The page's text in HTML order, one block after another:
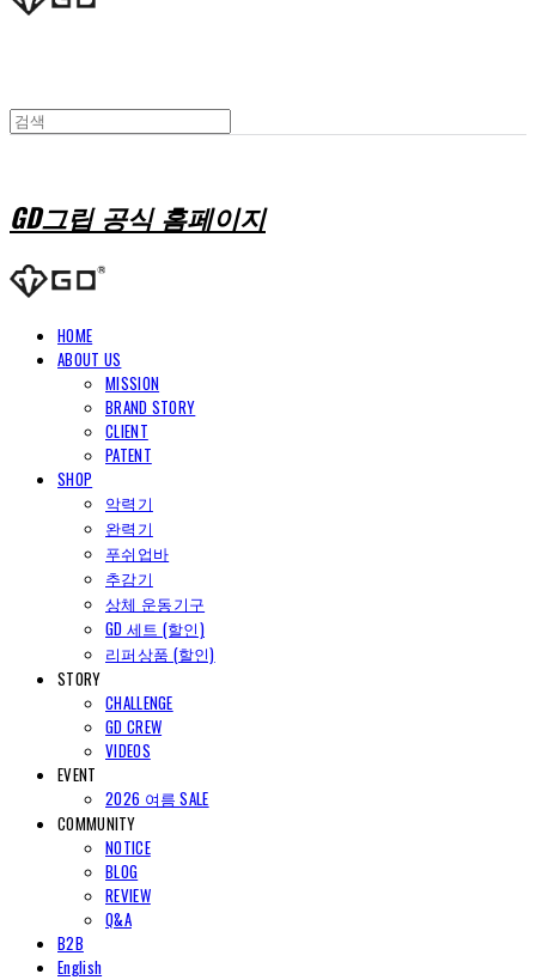
GD그립 공식 홈페이지
HOME
ABOUT US
MISSION
BRAND STORY
CLIENT
PATENT
SHOP
악력기
완력기
푸쉬업바
추감기
상체 운동기구
GD 세트 (할인)
리퍼상품 (할인)
STORY
CHALLENGE
GD CREW
VIDEOS
EVENT
2026 여름 SALE
COMMUNITY
NOTICE
BLOG
REVIEW
Q&A
B2B
English